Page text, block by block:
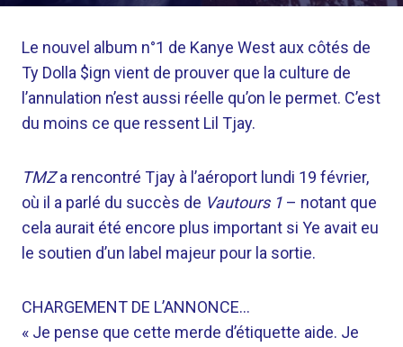
Le nouvel album n°1 de Kanye West aux côtés de
Ty Dolla $ign vient de prouver que la culture de
l’annulation n’est aussi réelle qu’on le permet. C’est
du moins ce que ressent Lil Tjay.
TMZa rencontré Tjay à l’aéroport lundi 19 février,
où il a parlé du succès de Vautours 1 – notant que
cela aurait été encore plus important si Ye avait eu
le soutien d’un label majeur pour la sortie.
CHARGEMENT DE L’ANNONCE…
« Je pense que cette merde d’étiquette aide. Je